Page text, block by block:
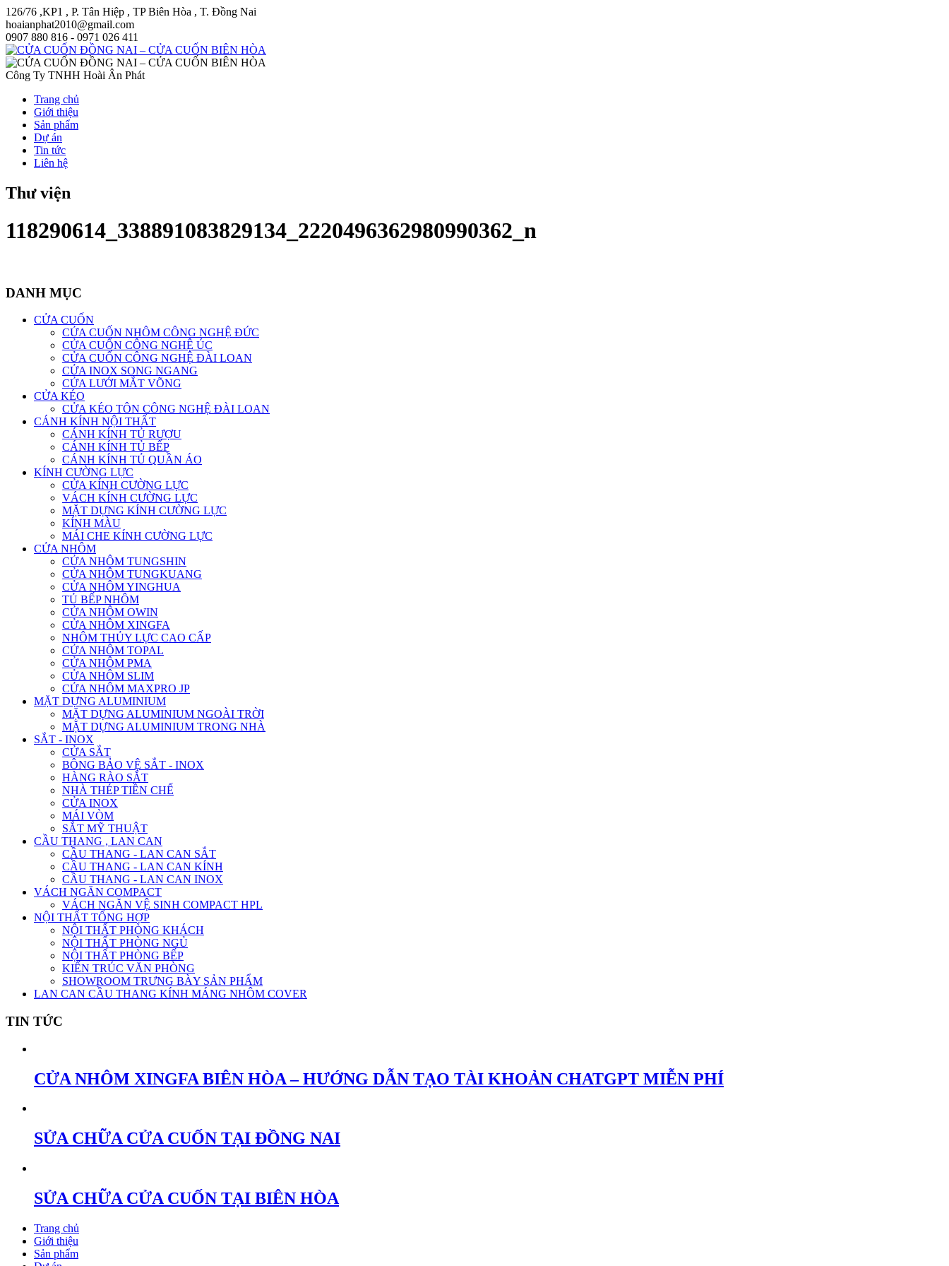
126/76 ,KP1 , P. Tân Hiệp , TP Biên Hòa , T. Đồng Nai
hoaianphat2010@gmail.com
0907 880 816 - 0971 026 411
Công Ty TNHH Hoài Ân Phát
Trang chủ
Giới thiệu
Sản phẩm
Dự án
Tin tức
Liên hệ
Thư viện
118290614_338891083829134_2220496362980990362_n
DANH MỤC
CỬA CUỐN
CỬA CUỐN NHÔM CÔNG NGHỆ ĐỨC
CỬA CUỐN CÔNG NGHỆ ÚC
CỬA CUỐN CÔNG NGHỆ ĐÀI LOAN
CỬA INOX SONG NGANG
CỬA LƯỚI MẮT VÕNG
CỬA KÉO
CỬA KÉO TÔN CÔNG NGHỆ ĐÀI LOAN
CÁNH KÍNH NỘI THẤT
CÁNH KÍNH TỦ RƯỢU
CÁNH KÍNH TỦ BẾP
CÁNH KÍNH TỦ QUẦN ÁO
KÍNH CƯỜNG LỰC
CỬA KÍNH CƯỜNG LỰC
VÁCH KÍNH CƯỜNG LỰC
MẶT DỰNG KÍNH CƯỜNG LỰC
KÍNH MÀU
MÁI CHE KÍNH CƯỜNG LỰC
CỬA NHÔM
CỬA NHÔM TUNGSHIN
CỬA NHÔM TUNGKUANG
CỬA NHÔM YINGHUA
TỦ BẾP NHÔM
CỬA NHÔM OWIN
CỬA NHÔM XINGFA
NHÔM THỦY LỰC CAO CẤP
CỬA NHÔM TOPAL
CỬA NHÔM PMA
CỬA NHÔM SLIM
CỬA NHÔM MAXPRO JP
MẶT DỰNG ALUMINIUM
MẶT DỰNG ALUMINIUM NGOÀI TRỜI
MẶT DỰNG ALUMINIUM TRONG NHÀ
SẮT - INOX
CỬA SẮT
BÔNG BẢO VỆ SẮT - INOX
HÀNG RÀO SẮT
NHÀ THÉP TIỀN CHẾ
CỬA INOX
MÁI VÒM
SẮT MỸ THUẬT
CẦU THANG , LAN CAN
CẦU THANG - LAN CAN SẮT
CẦU THANG - LAN CAN KÍNH
CẦU THANG - LAN CAN INOX
VÁCH NGĂN COMPACT
VÁCH NGĂN VỆ SINH COMPACT HPL
NỘI THẤT TỔNG HỢP
NỘI THẤT PHÒNG KHÁCH
NỘI THẤT PHÒNG NGỦ
NỘI THẤT PHÒNG BẾP
KIẾN TRÚC VĂN PHÒNG
SHOWROOM TRƯNG BÀY SẢN PHẨM
LAN CAN CẦU THANG KÍNH MÁNG NHÔM COVER
TIN TỨC
CỬA NHÔM XINGFA BIÊN HÒA – HƯỚNG DẪN TẠO TÀI KHOẢN CHATGPT MIỄN PHÍ
SỬA CHỮA CỬA CUỐN TẠI ĐỒNG NAI
SỬA CHỮA CỬA CUỐN TẠI BIÊN HÒA
Trang chủ
Giới thiệu
Sản phẩm